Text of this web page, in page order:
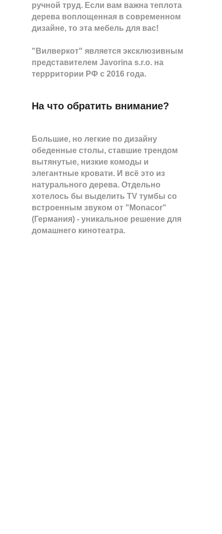
На что обратить внимание?
ручной труд. Если вам важна теплота
дерева воплощенная в современном
дизайне, то эта мебель для вас!
"Вилверкот" является эксклюзивным
представителем Javorina s.r.o. на
террритории РФ с 2016 года.
Большие, но легкие по дизайну
обеденные столы, ставшие трендом
вытянутые, низкие комоды и
элегантные кровати. И всё это из
натурального дерева. Отдельно
хотелось бы выделить TV тумбы со
встроенным звуком от "Monacor"
(Германия) - уникальное решение для
домашнего кинотеатра.